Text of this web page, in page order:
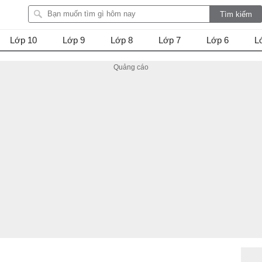
Lớp 10 Lớp 9 Lớp 8 Lớp 7 Lớp 6